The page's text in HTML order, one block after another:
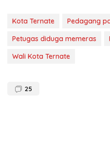
Kota Ternate
Pedagang
Petugas diduga memeras
Wali Kota Ternate
25